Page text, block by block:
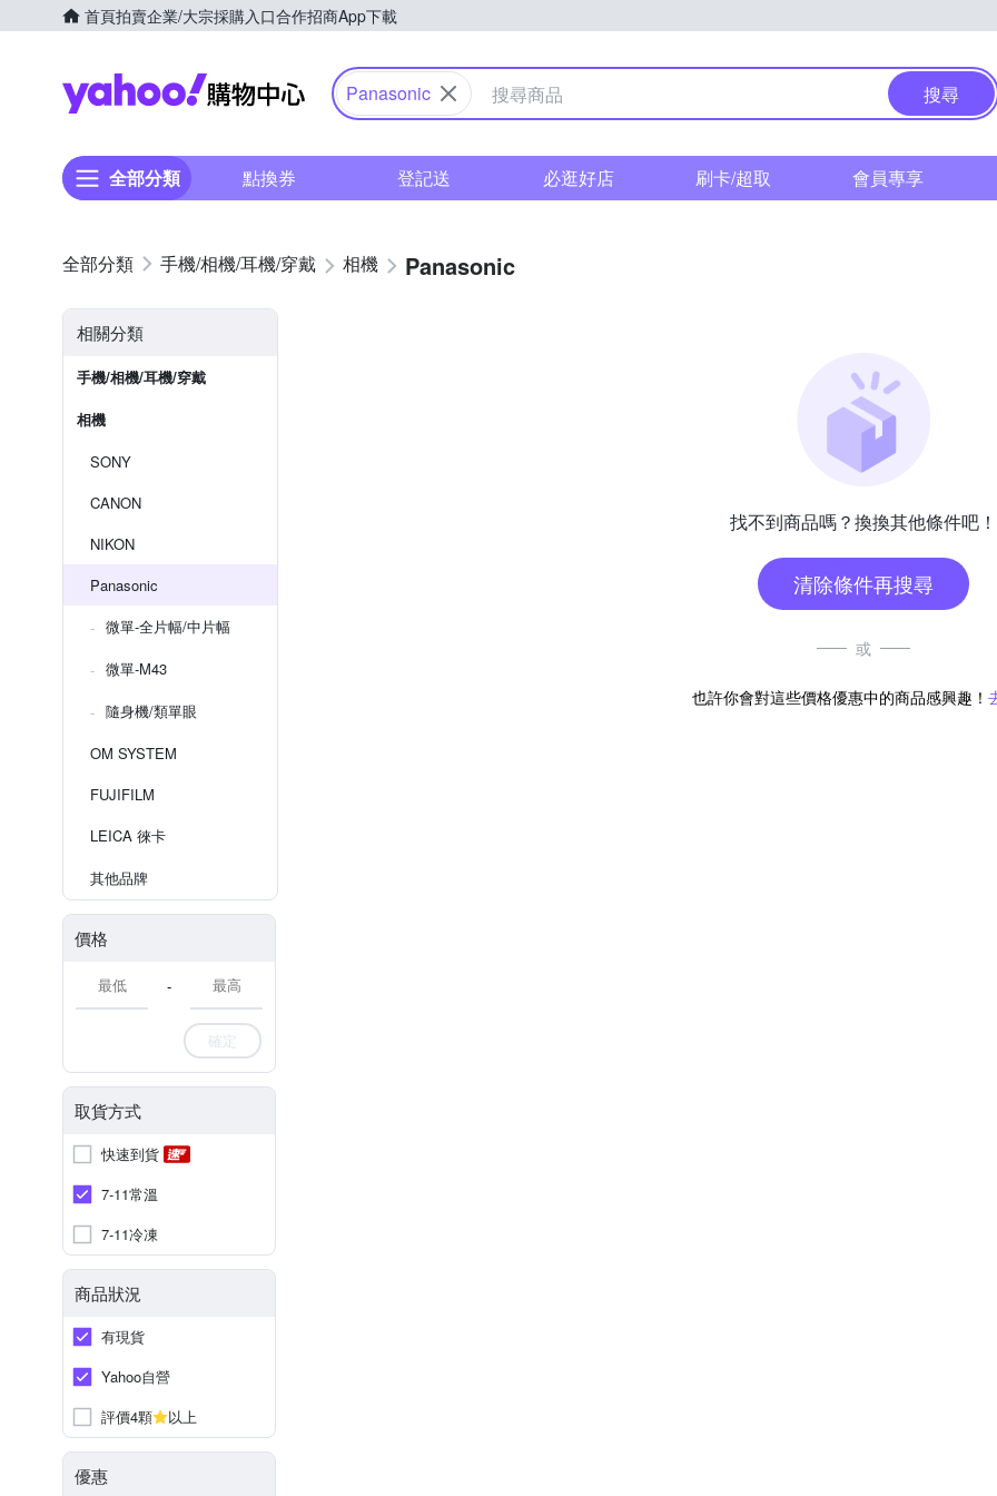
首頁拍賣企業/大宗採購入口合作招商App下載
Yahoo購物中心
Panasonic 搜尋
全部分類 點換券 登記送 必逛好店 刷卡/超取 會員專享
手機/相機/耳機/穿戴 相機 Panasonic
相關分類
手機/相機/耳機/穿戴
相機
SONY
CANON
NIKON
Panasonic
微單-全片幅/中片幅
微單-M43
隨身機/類單眼
OM SYSTEM
FUJIFILM
LEICA 徠卡
其他品牌
價格
-
確定
取貨方式
快速到貨
7-11常溫
7-11冷凍
商品狀況
有現貨
Yahoo自營
評價4顆
以上
優惠
找不到商品嗎？換換其他條件吧！
清除條件再搜尋
或
也許你會對這些價格優惠中的商品感興趣！